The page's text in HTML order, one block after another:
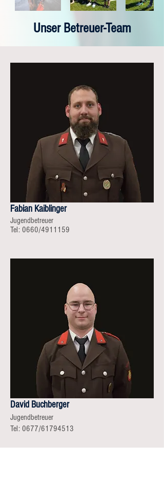
Unser Betreuer-Team
Fabian Kaiblinger
Jugendbetreuer
Tel: 0660/4911159
David Buchberger
Jugendbetreuer
Tel: 0677/61794513